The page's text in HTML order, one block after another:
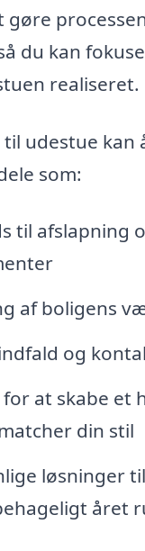
gøre
du kan
realiseret.
udestue kan
som:
til afslapning
af boligens
og
at skabe et
din stil
løsninger
året